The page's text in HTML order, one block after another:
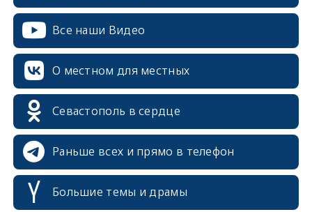
Все наши Видео
О местном для местных
Севастополь в сердце
Раньше всех и прямо в телефон
Большие темы и драмы